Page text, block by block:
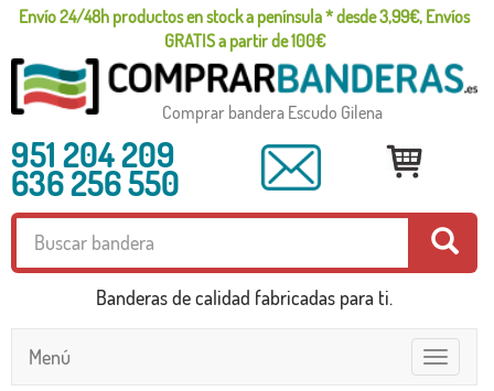
Envío 24/48h productos en stock a península * desde 3,99€, Envíos
GRATIS a partir de 100€
Comprar bandera Escudo Gilena
951 204 209
636 256 550
Banderas de calidad fabricadas para ti.
Toggle
navigation
Menú